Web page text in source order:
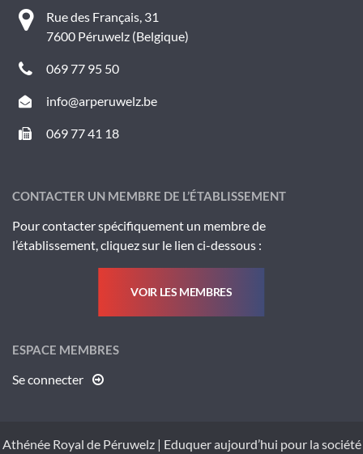
Rue des Français, 31
7600 Péruwelz (Belgique)
069 77 95 50
info@arperuwelz.be
069 77 41 18
CONTACTER UN MEMBRE DE L’ÉTABLISSEMENT
Pour contacter spécifiquement un membre de
l’établissement, cliquez sur le lien ci-dessous :
VOIR LES MEMBRES
ESPACE MEMBRES
Se connecter
Athénée Royal de Péruwelz| Eduquer aujourd’hui pour la société